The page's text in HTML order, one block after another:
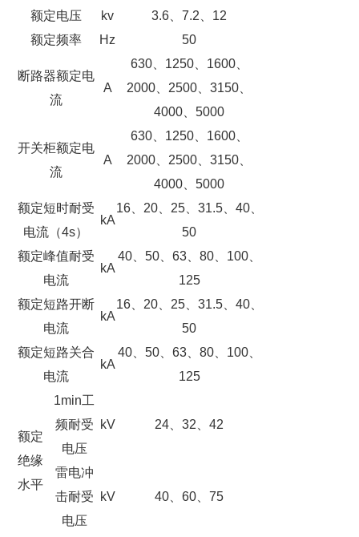
额定电压 kv
3.6、7.2、12
额定频率
Hz 50
断路器额定电
流
A
630、1250、1600、
2000、2500、3150、
4000、5000
开关柜额定电
流
A
630、1250、1600、
2000、2500、3150、
4000、5000
额定短时耐受
电流（4s）
kA
16、20、25、31.5、40、
50
额定峰值耐受
电流
kA
40、50、63、80、100、
125
额定短路开断
电流
kA
16、20、25、31.5、40、
50
额定短路关合
电流
kA
40、50、63、80、100、
125
额定
绝缘
水平
1min工
频耐受
电压
kV 24、32、42
雷电冲
击耐受
电压
kV 40、60、75